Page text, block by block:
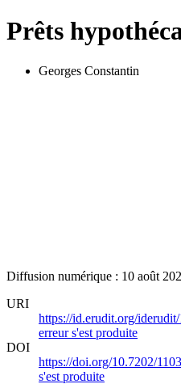
Prêts
Georges Constantin
Diffusion numérique : 10 août
URI
https://id.erudit.org/
erreur s'est produite
DOI
https://doi.org/10.7202/
s'est produite